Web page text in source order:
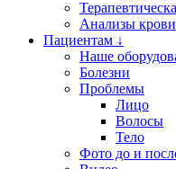
Анализы крови
Пациентам ↓
Наше
Болезни
Проблемы
Лицо
Волосы
Тело
Фото до и